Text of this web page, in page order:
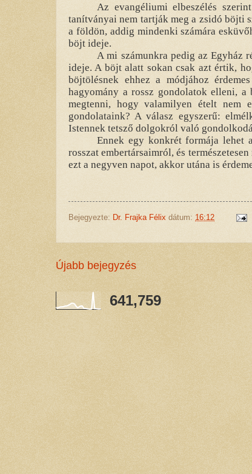
Az evangéliumi elbeszélés
tanítványai nem tartják meg a zsidó böjti
a földön, addig mindenki számára
böjt ideje.
A mi számunkra pedig az Egyház
ideje. A böjt alatt sokan csak azt értik,
böjtölésnek ehhez a módjához
hagyomány a rossz gondolatok elleni,
megtenni, hogy valamilyen ételt nem
gondolataink? A válasz egyszerű:
Istennek tetsző dolgokról való
Ennek egy konkrét formája lehet
rosszat embertársaimról, és
ezt a negyven napot, akkor utána is
Bejegyezte: Dr. Frajka Félix dátum: 16:12
Újabb bejegyzés
641,759